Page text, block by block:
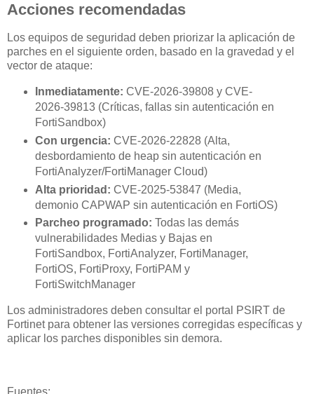
Acciones recomendadas
Los equipos de seguridad deben priorizar la aplicación de
parches en el siguiente orden, basado en la gravedad y el
vector de ataque:
Inmediatamente: CVE-2026-39808 y CVE-
2026-39813 (Críticas, fallas sin autenticación en
FortiSandbox)
Con urgencia: CVE-2026-22828 (Alta,
desbordamiento de heap sin autenticación en
FortiAnalyzer/FortiManager Cloud)
Alta prioridad: CVE-2025-53847 (Media,
demonio CAPWAP sin autenticación en FortiOS)
Parcheo programado: Todas las demás
vulnerabilidades Medias y Bajas en
FortiSandbox, FortiAnalyzer, FortiManager,
FortiOS, FortiProxy, FortiPAM y
FortiSwitchManager
Los administradores deben consultar el portal PSIRT de
Fortinet para obtener las versiones corregidas específicas y
aplicar los parches disponibles sin demora.